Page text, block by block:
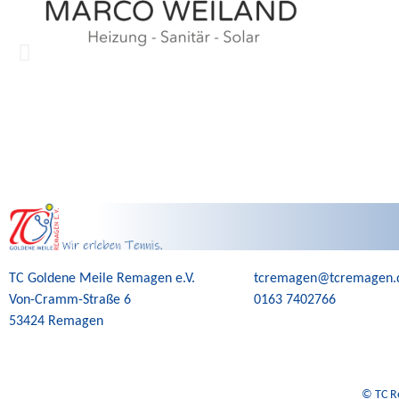
TC Goldene Meile Remagen e.V.
Von-Cramm-Straße 6
53424 Remagen
0163 7402766
©️ TC